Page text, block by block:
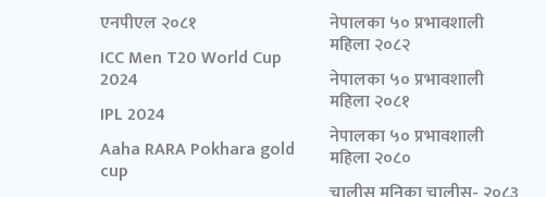
एनपीएल २०८१
ICC Men T20 World Cup
2024
IPL 2024
Aaha RARA Pokhara gold
cup
नेपालका ५० प्रभावशाली
महिला २०८२
नेपालका ५० प्रभावशाली
महिला २०८१
नेपालका ५० प्रभावशाली
महिला २०८०